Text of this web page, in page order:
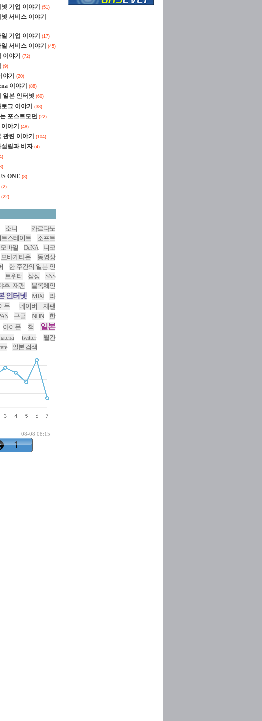
기업 이야기 (51)
서비스 이야기
기업 이야기 (17)
서비스 이야기 (45)
이야기 (72)
(9)
야기 (20)
이야기 (88)
일본 인터넷 (60)
그 이야기 (38)
포스트모던 (22)
야기 (48)
관련 이야기 (104)
립과 비자(4)
ONE (8)
(2)
(22)
소니
카르다노
트스테이트
소프트
바일 DeNA
니코
모바게타운
동영상
한 주간의 일본 인
트위터 삼성
SNS
후 재팬
블록체인
인터넷 MIXI
라
두
네이버 재팬
구글 NHN
한
아이폰 책 일본
twitter
월간
일본 검색
08-08 08:15